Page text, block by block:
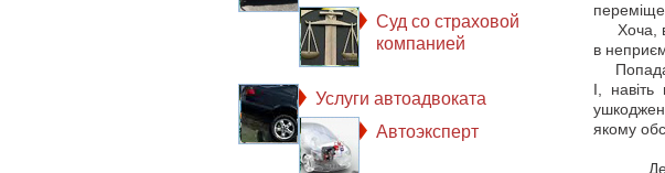
Суд со страховой
компанией
Услуги автоадвоката
Автоэксперт
Хоча, в
в
І,
якому